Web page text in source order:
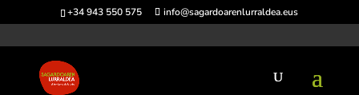
+34 943 550 575 info@sagardoarenlurraldea.eus